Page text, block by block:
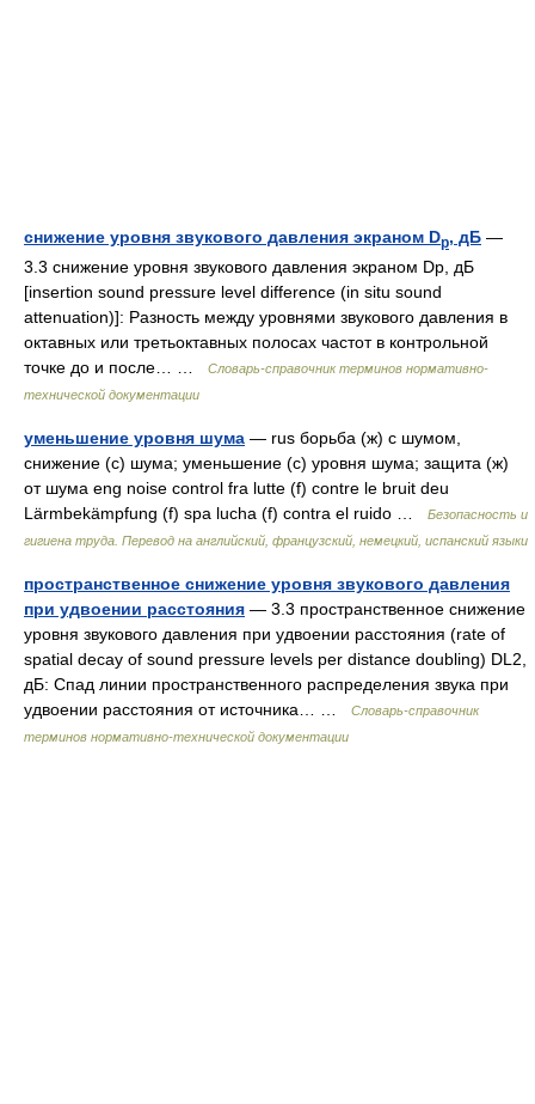
снижение уровня звукового давления экраном Dp, дБ —
3.3 снижение уровня звукового давления экраном Dp, дБ
[insertion sound pressure level difference (in situ sound
attenuation)]: Разность между уровнями звукового давления в
октавных или третьоктавных полосах частот в контрольной
точке до и после… …
Словарь-справочник терминов нормативно-
технической документации
уменьшение уровня шума — rus борьба (ж) с шумом,
снижение (с) шума; уменьшение (с) уровня шума; защита (ж)
от шума eng noise control fra lutte (f) contre le bruit deu
Lärmbekämpfung (f) spa lucha (f) contra el ruido …
Безопасность и
гигиена труда. Перевод на английский, французский, немецкий, испанский языки
пространственное снижение уровня звукового давления
при удвоении расстояния — 3.3 пространственное снижение
уровня звукового давления при удвоении расстояния (rate of
spatial decay of sound pressure levels per distance doubling) DL2,
дБ: Спад линии пространственного распределения звука при
удвоении расстояния от источника… …
Словарь-справочник
терминов нормативно-технической документации